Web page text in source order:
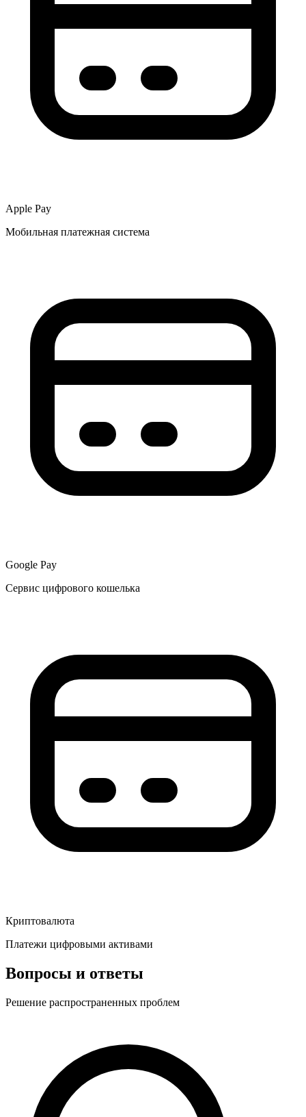
Apple Pay
Мобильная платежная система
Google Pay
Сервис цифрового кошелька
Криптовалюта
Платежи цифровыми активами
Вопросы и ответы
Решение распространенных проблем